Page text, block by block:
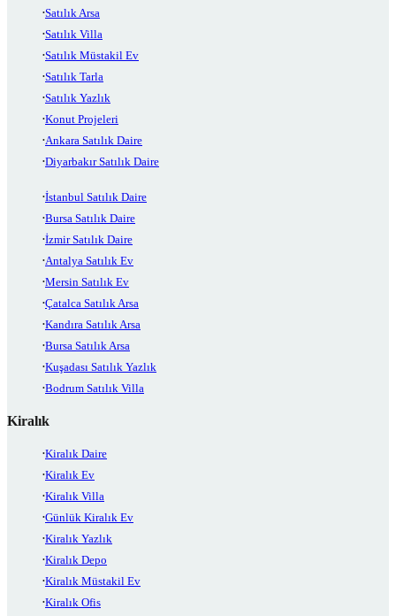
Satılık Arsa
Satılık Villa
Satılık Müstakil Ev
Satılık Tarla
Satılık Yazlık
Konut Projeleri
Ankara Satılık Daire
Diyarbakır Satılık Daire
İstanbul Satılık Daire
Bursa Satılık Daire
İzmir Satılık Daire
Antalya Satılık Ev
Mersin Satılık Ev
Çatalca Satılık Arsa
Kandıra Satılık Arsa
Bursa Satılık Arsa
Kuşadası Satılık Yazlık
Bodrum Satılık Villa
Kiralık
Kiralık Daire
Kiralık Ev
Kiralık Villa
Günlük Kiralık Ev
Kiralık Yazlık
Kiralık Depo
Kiralık Müstakil Ev
Kiralık Ofis